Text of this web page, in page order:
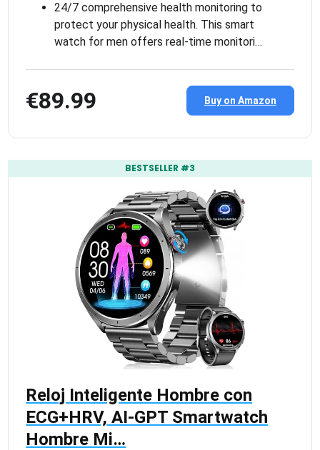
24/7 comprehensive health monitoring to
protect your physical health. This smart
watch for men offers real-time monitori…
€89.99 Buy on Amazon
BESTSELLER #3
Reloj Inteligente Hombre con
ECG+HRV, AI-GPT Smartwatch
Hombre Mi…